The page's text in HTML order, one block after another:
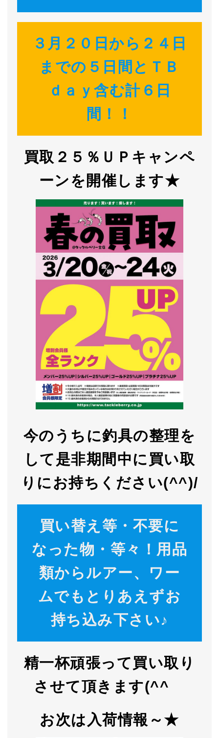
３月２０日から２４日
までの５日間とＴＢ
ｄａｙ含む計６日
間！！
買取２５％ＵＰキャンペ
ーンを開催します★
今のうちに釣具の整理を
して是非期間中に買い取
りにお持ちください(^^)/
買い替え等・不要に
なった物・等々！用品
類からルアー、ワー
ムでもとりあえずお
持ち込み下さい♪
精一杯頑張って買い取り
させて頂きます(^^ゞ
お次は入荷情報～★